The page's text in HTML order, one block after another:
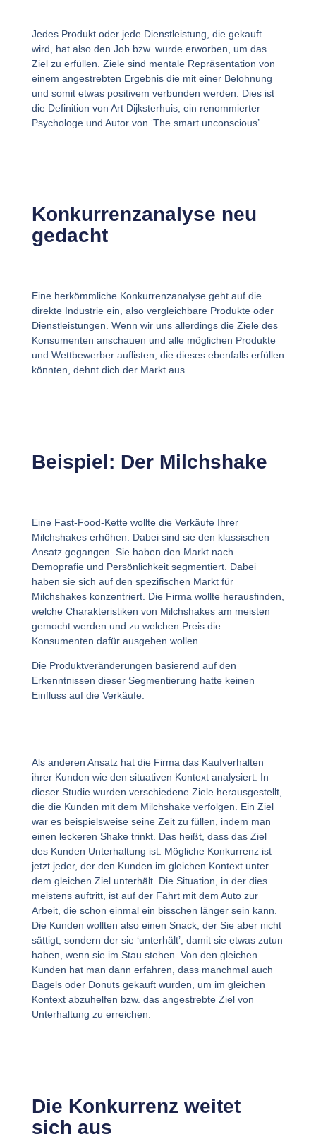
Jedes Produkt oder jede Dienstleistung, die gekauft
wird, hat also den Job bzw. wurde erworben, um das
Ziel zu erfüllen. Ziele sind mentale Repräsentation von
einem angestrebten Ergebnis die mit einer Belohnung
und somit etwas positivem verbunden werden. Dies ist
die Definition von Art Dijksterhuis, ein renommierter
Psychologe und Autor von ‘The smart unconscious’.
Konkurrenzanalyse neu
gedacht
Eine herkömmliche Konkurrenzanalyse geht auf die
direkte Industrie ein, also vergleichbare Produkte oder
Dienstleistungen. Wenn wir uns allerdings die Ziele des
Konsumenten anschauen und alle möglichen Produkte
und Wettbewerber auflisten, die dieses ebenfalls erfüllen
könnten, dehnt dich der Markt aus.
Beispiel: Der Milchshake
Eine Fast-Food-Kette wollte die Verkäufe Ihrer
Milchshakes erhöhen. Dabei sind sie den klassischen
Ansatz gegangen. Sie haben den Markt nach
Demoprafie und Persönlichkeit segmentiert. Dabei
haben sie sich auf den spezifischen Markt für
Milchshakes konzentriert. Die Firma wollte herausfinden,
welche Charakteristiken von Milchshakes am meisten
gemocht werden und zu welchen Preis die
Konsumenten dafür ausgeben wollen.
Die Produktveränderungen basierend auf den
Erkenntnissen dieser Segmentierung hatte keinen
Einfluss auf die Verkäufe.
Als anderen Ansatz hat die Firma das Kaufverhalten
ihrer Kunden wie den situativen Kontext analysiert. In
dieser Studie wurden verschiedene Ziele herausgestellt,
die die Kunden mit dem Milchshake verfolgen. Ein Ziel
war es beispielsweise seine Zeit zu füllen, indem man
einen leckeren Shake trinkt. Das heißt, dass das Ziel
des Kunden Unterhaltung ist. Mögliche Konkurrenz ist
jetzt jeder, der den Kunden im gleichen Kontext unter
dem gleichen Ziel unterhält. Die Situation, in der dies
meistens auftritt, ist auf der Fahrt mit dem Auto zur
Arbeit, die schon einmal ein bisschen länger sein kann.
Die Kunden wollten also einen Snack, der Sie aber nicht
sättigt, sondern der sie ‘unterhält’, damit sie etwas zutun
haben, wenn sie im Stau stehen. Von den gleichen
Kunden hat man dann erfahren, dass manchmal auch
Bagels oder Donuts gekauft wurden, um im gleichen
Kontext abzuhelfen bzw. das angestrebte Ziel von
Unterhaltung zu erreichen.
Die Konkurrenz weitet
sich aus